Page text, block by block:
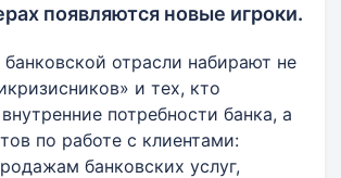
появляются новые игроки.
отрасли набирают не
и тех, кто
потребности банка, а
по работе с клиентами:
банковских услуг,